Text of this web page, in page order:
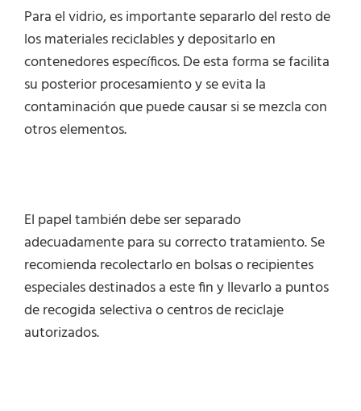
Para el vidrio, es importante separarlo del resto de
los materiales reciclables y depositarlo en
contenedores específicos. De esta forma se facilita
su posterior procesamiento y se evita la
contaminación que puede causar si se mezcla con
otros elementos.
El papel también debe ser separado
adecuadamente para su correcto tratamiento. Se
recomienda recolectarlo en bolsas o recipientes
especiales destinados a este fin y llevarlo a puntos
de recogida selectiva o centros de reciclaje
autorizados.